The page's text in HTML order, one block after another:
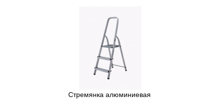
Стремянка алюминиевая